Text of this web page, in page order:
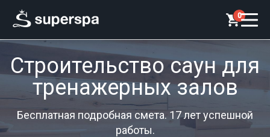
0
Строительство саун для
тренажерных залов
Бесплатная подробная смета. 17 лет успешной
работы.